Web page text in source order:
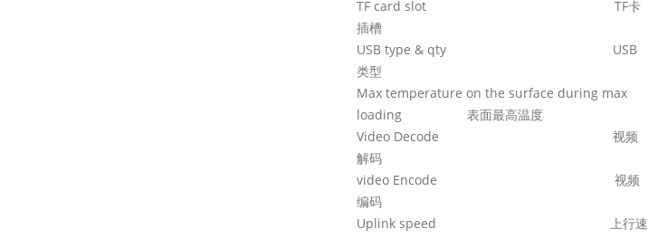
TF card slot TF卡
插槽
USB type & qty USB
类型
Max temperature on the surface during max
loading 表面最高温度
Video Decode 视频
解码
video Encode 视频
编码
Uplink speed 上行速